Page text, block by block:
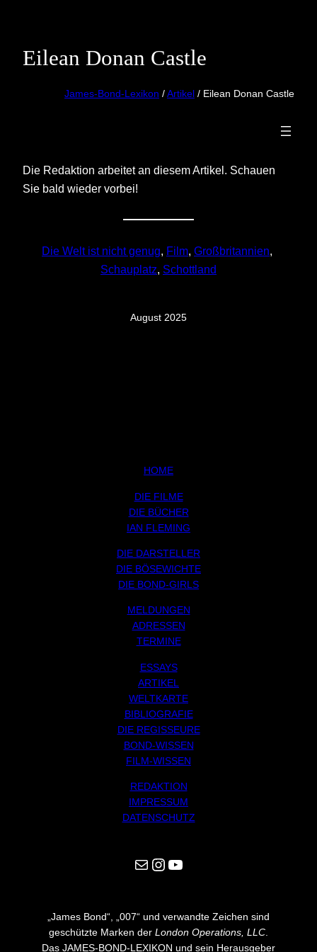
content
Eilean Donan Castle
James-Bond-Lexikon /Artikel / Eilean Donan Castle
Die Redaktion arbeitet an diesem Artikel. Schauen
Sie bald wieder vorbei!
Die Welt ist nicht genug, Film, Großbritannien
Schauplatz, Schottland
August 2025
HOME
DIE FILME
DIE BÜCHER
IAN FLEMING
DIE DARSTELLER
DIE BÖSEWICHTE
DIE BOND-GIRLS
MELDUNGEN
ADRESSEN
TERMINE
ESSAYS
ARTIKEL
WELTKARTE
BIBLIOGRAFIE
DIE REGISSEURE
BOND-WISSEN
FILM-WISSEN
REDAKTION
IMPRESSUM
DATENSCHUTZ
Mail Instagram YouTube
„James Bond“, „007“ und verwandte Zeichen sind
geschützte Marken der London Operations, LLC
Das JAMES-BOND-LEXIKON und sein Herausgeber